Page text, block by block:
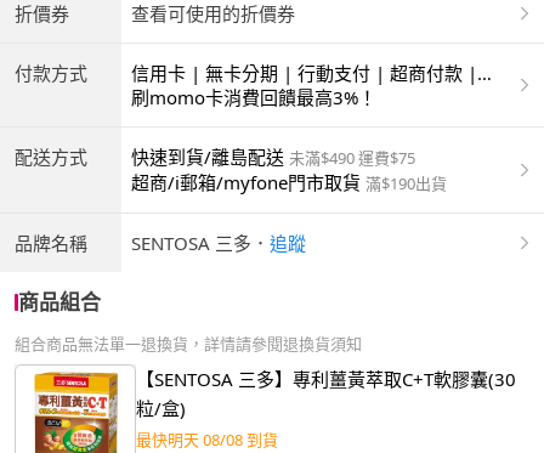
折價券 查看可使用的折價券
付款方式
信用卡 | 無卡分期 | 行動支付 | 超商付款 |
ATM | 銀聯卡
刷momo卡消費回饋最高3%！
配送方式 快速到貨/離島配送 未滿$490 運費$75
超商/i郵箱/myfone門市取貨 滿$190出貨
品牌名稱 SENTOSA 三多 ． 追蹤
商品組合
組合商品無法單一退換貨，詳情請參閱退換貨須知
【SENTOSA 三多】專利薑黃萃取C+T軟膠囊(30
粒/盒)
最快明天 08/08 到貨